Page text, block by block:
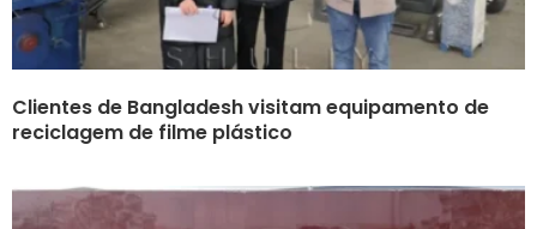
Clientes de Bangladesh visitam equipamento de
reciclagem de filme plástico